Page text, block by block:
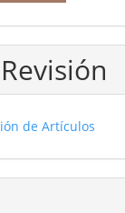
de Artículos